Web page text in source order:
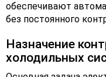
обеспечивают
без постоянного
Назначение
холодильных